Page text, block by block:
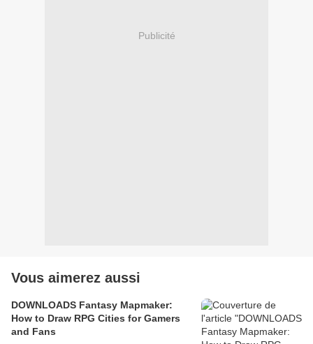
Publicité
Vous aimerez aussi
DOWNLOADS Fantasy Mapmaker:
How to Draw RPG Cities for Gamers
and Fans